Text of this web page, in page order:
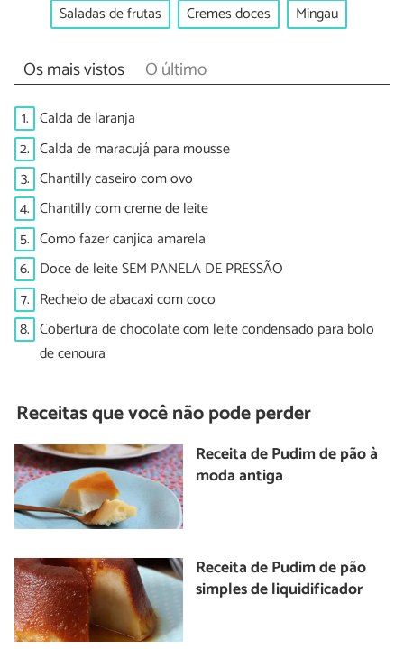
Saladas de frutas
Cremes doces Mingau
Os mais vistos O último
1. Calda de laranja
2. Calda de maracujá para mousse
3. Chantilly caseiro com ovo
4. Chantilly com creme de leite
5. Como fazer canjica amarela
6. Doce de leite SEM PANELA DE PRESSÃO
7. Recheio de abacaxi com coco
8. Cobertura de chocolate com leite condensado para bolo
de cenoura
Receitas que você não pode perder
Receita de Pudim de pão à
moda antiga
Receita de Pudim de pão
simples de liquidificador